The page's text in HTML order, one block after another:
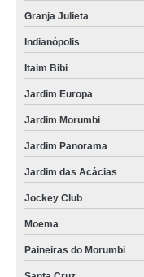
Granja Julieta
Indianópolis
Itaim Bibi
Jardim Europa
Jardim Morumbi
Jardim Panorama
Jardim das Acácias
Jockey Club
Moema
Paineiras do Morumbi